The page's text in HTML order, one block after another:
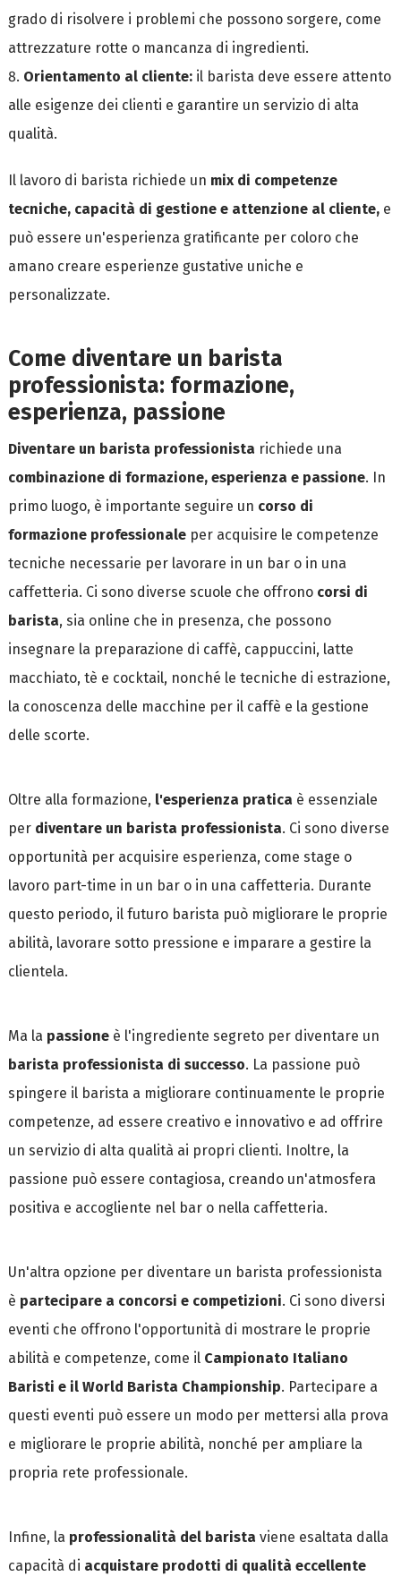
grado di risolvere i problemi che possono sorgere, come
attrezzature rotte o mancanza di ingredienti.
Orientamento al cliente:il barista deve essere attento
alle esigenze dei clienti e garantire un servizio di alta
qualità.
Il lavoro di barista richiede un mix di competenze
tecniche, capacità di gestione e attenzione al cliente,e
può essere un'esperienza gratificante per coloro che
amano creare esperienze gustative uniche e
personalizzate.
Come diventare un barista
professionista: formazione,
esperienza, passione
Diventare un barista professionista richiede una
combinazione di formazione, esperienza e passione. In
primo luogo, è importante seguire un corso di
formazione professionaleper acquisire le competenze
tecniche necessarie per lavorare in un bar o in una
caffetteria. Ci sono diverse scuole che offrono corsi di
barista, sia online che in presenza, che possono
insegnare la preparazione di caffè, cappuccini, latte
macchiato, tè e cocktail, nonché le tecniche di estrazione,
la conoscenza delle macchine per il caffè e la gestione
delle scorte.
Oltre alla formazione, l'esperienza pratica è essenziale
per diventare un barista professionista. Ci sono diverse
opportunità per acquisire esperienza, come stage o
lavoro part-time in un bar o in una caffetteria. Durante
questo periodo, il futuro barista può migliorare le proprie
abilità, lavorare sotto pressione e imparare a gestire la
clientela.
Ma la passioneè l'ingrediente segreto per diventare un
barista professionista di successo. La passione può
spingere il barista a migliorare continuamente le proprie
competenze, ad essere creativo e innovativo e ad offrire
un servizio di alta qualità ai propri clienti. Inoltre, la
passione può essere contagiosa, creando un'atmosfera
positiva e accogliente nel bar o nella caffetteria.
Un'altra opzione per diventare un barista professionista
è partecipare a concorsi e competizioni. Ci sono diversi
eventi che offrono l'opportunità di mostrare le proprie
abilità e competenze, come il Campionato Italiano
Baristi e il World Barista Championship. Partecipare a
questi eventi può essere un modo per mettersi alla prova
e migliorare le proprie abilità, nonché per ampliare la
propria rete professionale.
Infine, la professionalità del barista viene esaltata dalla
capacità di acquistare prodotti di qualità eccellente